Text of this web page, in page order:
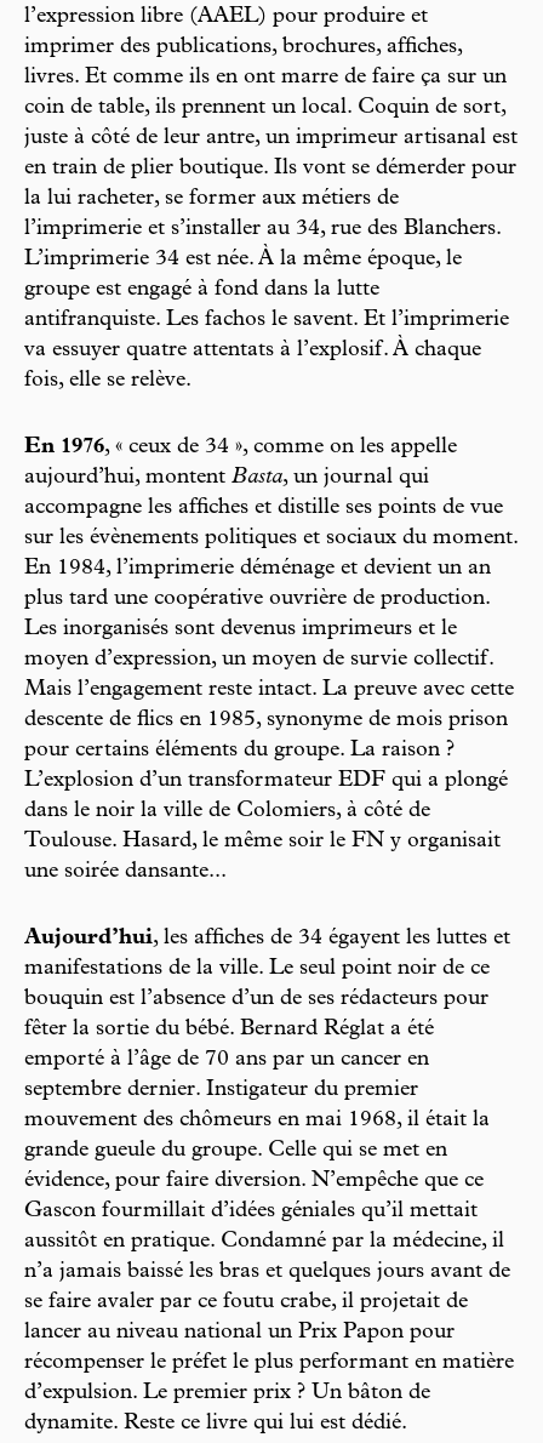
l’expression libre (AAEL) pour produire et
imprimer des publications, brochures, affiches,
livres. Et comme ils en ont marre de faire ça sur un
coin de table, ils prennent un local. Coquin de sort,
juste à côté de leur antre, un imprimeur artisanal est
en train de plier boutique. Ils vont se démerder pour
la lui racheter, se former aux métiers de
l’imprimerie et s’installer au 34, rue des Blanchers.
L’imprimerie 34 est née. À la même époque, le
groupe est engagé à fond dans la lutte
antifranquiste. Les fachos le savent. Et l’imprimerie
va essuyer quatre attentats à l’explosif. À chaque
fois, elle se relève.
En 1976, « ceux de 34 », comme on les appelle
aujourd’hui, montent Basta, un journal qui
accompagne les affiches et distille ses points de vue
sur les évènements politiques et sociaux du moment.
En 1984, l’imprimerie déménage et devient un an
plus tard une coopérative ouvrière de production.
Les inorganisés sont devenus imprimeurs et le
moyen d’expression, un moyen de survie collectif.
Mais l’engagement reste intact. La preuve avec cette
descente de flics en 1985, synonyme de mois prison
pour certains éléments du groupe. La raison ?
L’explosion d’un transformateur EDF qui a plongé
dans le noir la ville de Colomiers, à côté de
Toulouse. Hasard, le même soir le FN y organisait
une soirée dansante...
Aujourd’hui, les affiches de 34 égayent les luttes et
manifestations de la ville. Le seul point noir de ce
bouquin est l’absence d’un de ses rédacteurs pour
fêter la sortie du bébé. Bernard Réglat a été
emporté à l’âge de 70 ans par un cancer en
septembre dernier. Instigateur du premier
mouvement des chômeurs en mai 1968, il était la
grande gueule du groupe. Celle qui se met en
évidence, pour faire diversion. N’empêche que ce
Gascon fourmillait d’idées géniales qu’il mettait
aussitôt en pratique. Condamné par la médecine, il
n’a jamais baissé les bras et quelques jours avant de
se faire avaler par ce foutu crabe, il projetait de
lancer au niveau national un Prix Papon pour
récompenser le préfet le plus performant en matière
d’expulsion. Le premier prix ? Un bâton de
dynamite. Reste ce livre qui lui est dédié.